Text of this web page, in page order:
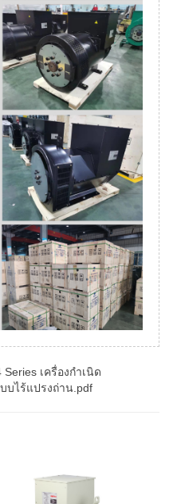
Series เครื่องกำเนิด
บไร้แปรงถ่าน.pdf